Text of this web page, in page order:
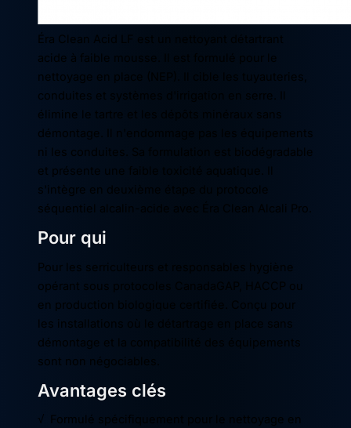
Éra Clean Acid LF est un nettoyant détartrant
acide à faible mousse. Il est formulé pour le
nettoyage en place (NEP). Il cible les tuyauteries,
conduites et systèmes d'irrigation en serre. Il
élimine le tartre et les dépôts minéraux sans
démontage. Il n'endommage pas les équipements
ni les conduites. Sa formulation est biodégradable
et présente une faible toxicité aquatique. Il
s'intègre en deuxième étape du protocole
séquentiel alcalin-acide avec Éra Clean Alcali Pro.
Pour qui
Pour les serriculteurs et responsables hygiène
opérant sous protocoles CanadaGAP, HACCP ou
en production biologique certifiée. Conçu pour
les installations où le détartrage en place sans
démontage et la compatibilité des équipements
sont non négociables.
Avantages clés
√ Formulé spécifiquement pour le nettoyage en